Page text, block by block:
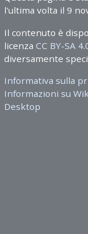
l'ultima volta il 9
Il contenuto è
licenza CC BY-SA
diversamente
Informativa sulla
Informazioni su
Desktop